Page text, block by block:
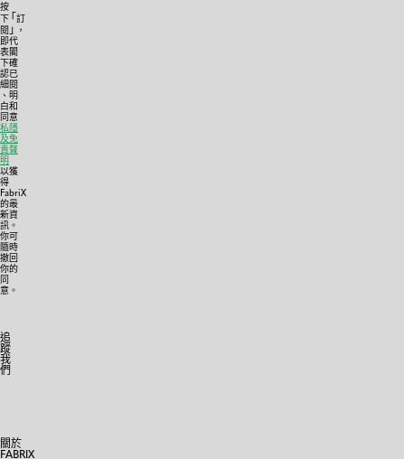
按
下「 訂
閱 」 ，
即代
表閣
下確
認已
細閱
、明
白和
同意
私隱
及免
責聲
明
以獲
得
FabriX
的最
新資
訊。
你可
隨時
撤回
你的
同
意。
追
蹤
我
們
關於
FABRIX